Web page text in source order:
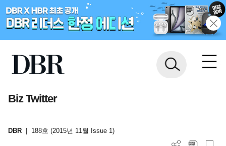
Biz Twitter
DBR 188호 (2015년 11월 Issue 1)